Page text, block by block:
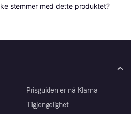
stemmer med dette produktet?
Prisguiden er nå Klarna
Tilgjengelighet